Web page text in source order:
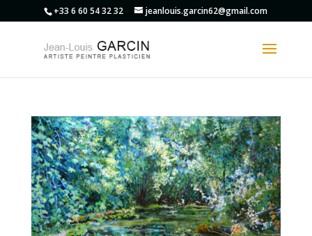
+33 6 60 54 32 32 jeanlouis.garcin62@gmail.com